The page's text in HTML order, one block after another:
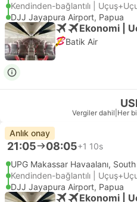
Kendinden-bağlantılı |
DJJ Jayapura Airport, Papua
Ekonomi |
Batik Air
Vergiler dahil Her
Anlık onay
21:05 08:05+1 10s
UPG Makassar Havaalanı,
Kendinden-bağlantılı |
DJJ Jayapura Airport, Papua
Ekonomi |